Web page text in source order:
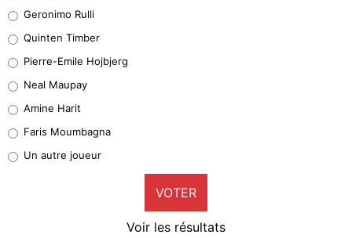
32%
5%
1%
9%
Geronimo Rulli
Quinten Timber
Pierre-Emile Hojbjerg
Neal Maupay
Amine Harit
Faris Moumbagna
Un autre joueur
VOTER
Voir les résultats